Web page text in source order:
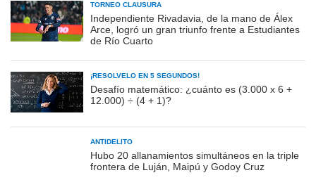
TORNEO CLAUSURA
Independiente Rivadavia, de la mano de Álex
Arce, logró un gran triunfo frente a Estudiantes
de Río Cuarto
¡RESOLVELO EN 5 SEGUNDOS!
Desafío matemático: ¿cuánto es (3.000 x 6 +
12.000) ÷ (4 + 1)?
ANTIDELITO
Hubo 20 allanamientos simultáneos en la triple
frontera de Luján, Maipú y Godoy Cruz